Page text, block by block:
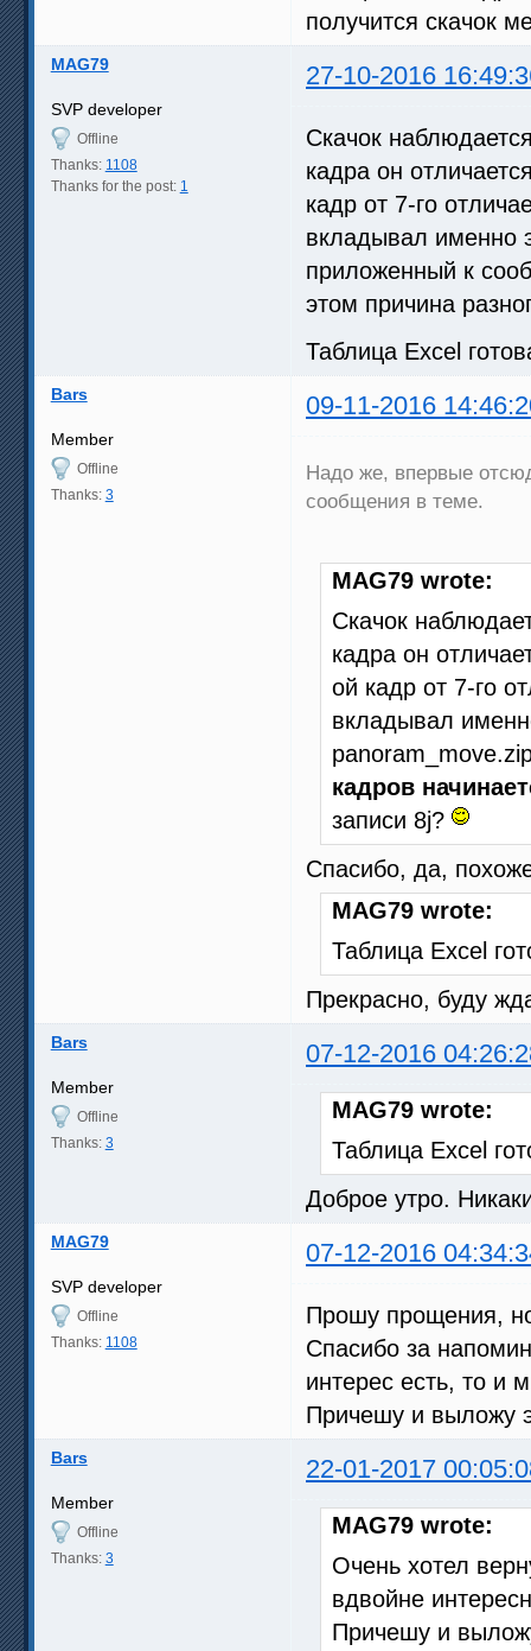
получится скачок
MAG79 27-10-2016
SVP developer
Offline
Thanks: 1108
Thanks for the post: 1
Скачок
кадра он
кадр от 7-го
вкладывал именно
приложенный к
этом причина
Таблица Excel
Bars 09-11-2016
Member
Offline
Thanks: 3
Надо же, впервые
сообщения в теме.
MAG79 wrote:
Скачок
кадра он
ой кадр от 7-го
вкладывал
кадров
записи 8j?
Спасибо, да,
MAG79 wrote:
Таблица Excel
Прекрасно, буду
Bars 07-12-2016
Member
Offline
Thanks: 3
MAG79 wrote:
Таблица Excel
Доброе утро.
MAG79 07-12-2016
SVP developer
Offline
Thanks: 1108
Прошу прощения,
Спасибо за
интерес есть, то и
Причешу и выложу
Bars 22-01-2017
Member
Offline
Thanks: 3
MAG79 wrote:
Очень хотел
вдвойне
Причешу и